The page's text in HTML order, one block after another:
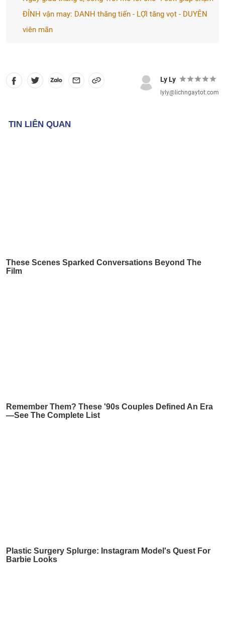
ĐỈNH vận may: DANH thăng tiến - LỢI tăng vọt - DUYÊN
viên mãn
Ly Ly
lyly@lichngaytot.com